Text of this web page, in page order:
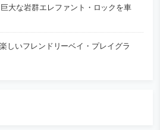
大な岩群エレファント・ロックを車
いフレンドリーベイ・プレイグラ